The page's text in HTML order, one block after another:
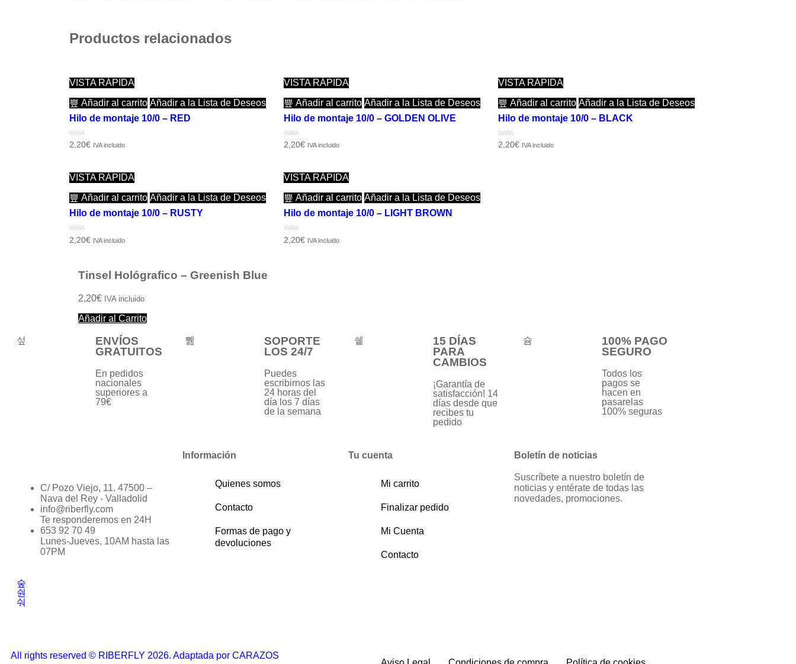
Productos relacionados
VISTA RÁPIDA
Añadir al carrito Añadir a la Lista de Deseos
Hilo de montaje 10/0 – RED
Valorado
5
2,20€ IVA incluido
VISTA RÁPIDA
Añadir al carrito Añadir a la Lista de Deseos
Hilo de montaje 10/0 – GOLDEN OLIVE
Valorado
5
2,20€ IVA incluido
VISTA RÁPIDA
Añadir al carrito Añadir a la Lista de Deseos
Hilo de montaje 10/0 – BLACK
Valorado
2,20€ IVA incluido
VISTA RÁPIDA
Añadir al carrito Añadir a la Lista de Deseos
Hilo de montaje 10/0 – RUSTY
Valorado
2,20€ IVA incluido
VISTA RÁPIDA
Añadir al carrito Añadir a la Lista de Deseos
Hilo de montaje 10/0 – LIGHT BROWN
Valorado
2,20€ IVA incluido
Tinsel Hológrafico – Greenish Blue
2,20€ IVA incluido
Añadir al Carrito
ENVÍOS
GRATUITOS
En pedidos
nacionales
superiores a
79€
SOPORTE
LOS 24/7
Puedes
escribirnos las
24 horas del
día los 7 días
de la semana
15 DÍAS
PARA
CAMBIOS
¡Garantía de
satisfacción! 14
días desde que
recibes tu
pedido
100% PAGO
SEGURO
Todos los
pagos se
hacen en
pasarelas
100% seguras
C/ Pozo Viejo, 11. 47500 –
Nava del Rey - Valladolid
info@riberfly.com
Te responderemos en 24H
653 92 70 49
Lunes-Jueves, 10AM hasta las
07PM
Información
Quienes somos
Contacto
Formas de pago y
devoluciones
Tu cuenta
Mi carrito
Finalizar pedido
Mi Cuenta
Contacto
Boletín de noticias
Suscríbete a nuestro boletín de
noticias y entérate de todas las
novedades, promociones.
All rights reserved © RIBERFLY 2026. Adaptada por CARAZOS